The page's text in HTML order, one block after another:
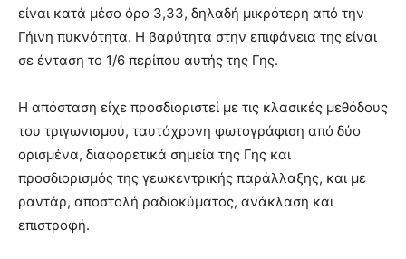
είναι κατά μέσο όρο 3,33, δηλαδή μικρότερη από την
Γήινη πυκνότητα. Η βαρύτητα στην επιφάνεια της είναι
σε ένταση το 1/6 περίπου αυτής της Γης.
Η απόσταση είχε προσδιοριστεί με τις κλασικές μεθόδους
του τριγωνισμού, ταυτόχρονη φωτογράφιση από δύο
ορισμένα, διαφορετικά σημεία της Γης και
προσδιορισμός της γεωκεντρικής παράλλαξης, και με
ραντάρ, αποστολή ραδιοκύματος, ανάκλαση και
επιστροφή.